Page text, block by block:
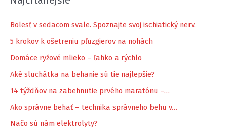
Bolesť v sedacom svale. Spoznajte svoj ischiatický nerv.
5 krokov k ošetreniu pľuzgierov na nohách
Domáce ryžové mlieko – ľahko a rýchlo
Aké sluchátka na behanie sú tie najlepšie?
14 týždňov na zabehnutie prvého maratónu –…
Ako správne behať – technika správneho behu v…
Načo sú nám elektrolyty?